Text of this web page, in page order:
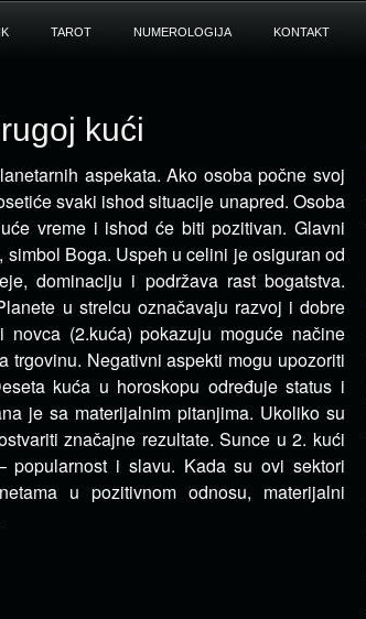
TAROT NUMEROLOGIJA KONTAKT
kući
aspekata. Ako osoba počne svoj
svaki ishod situacije unapred. Osoba
vreme i ishod će biti pozitivan. Glavni
Boga. Uspeh u celini je osiguran od
dominaciju i podržava rast bogatstva.
u strelcu označavaju razvoj i dobre
(2.kuća) pokazuju moguće načine
trgovinu. Negativni aspekti mogu upozoriti
kuća u horoskopu određuje status i
je sa materijalnim pitanjima. Ukoliko su
značajne rezultate. Sunce u 2. kući
i slavu. Kada su ovi sektori
u pozitivnom odnosu, materijalni